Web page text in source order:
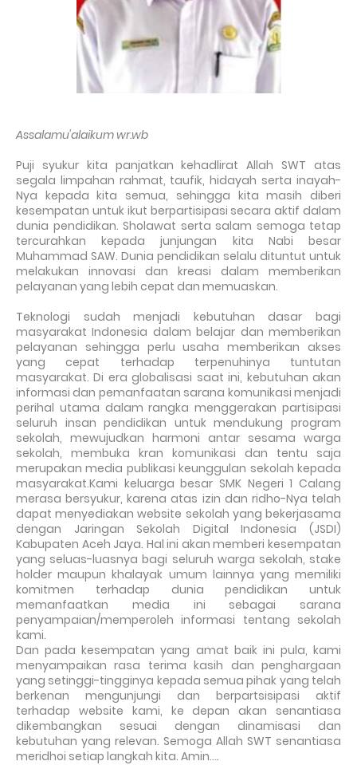
Assalamu'alaikum wr.wb
Puji syukur kita panjatkan kehadlirat Allah SWT atas
segala limpahan rahmat, taufik, hidayah serta inayah-
Nya kepada kita semua, sehingga kita masih diberi
kesempatan untuk ikut berpartisipasi secara aktif dalam
dunia pendidikan. Sholawat serta salam semoga tetap
tercurahkan kepada junjungan kita Nabi besar
Muhammad SAW. Dunia pendidikan selalu dituntut untuk
melakukan innovasi dan kreasi dalam memberikan
pelayanan yang lebih cepat dan memuaskan.
Teknologi sudah menjadi kebutuhan dasar bagi
masyarakat Indonesia dalam belajar dan memberikan
pelayanan sehingga perlu usaha memberikan akses
yang cepat terhadap terpenuhinya tuntutan
masyarakat. Di era globalisasi saat ini, kebutuhan akan
informasi dan pemanfaatan sarana komunikasi menjadi
perihal utama dalam rangka menggerakan partisipasi
seluruh insan pendidikan untuk mendukung program
sekolah, mewujudkan harmoni antar sesama warga
sekolah, membuka kran komunikasi dan tentu saja
merupakan media publikasi keunggulan sekolah kepada
masyarakat.Kami keluarga besar SMK Negeri 1 Calang
merasa bersyukur, karena atas izin dan ridho-Nya telah
dapat menyediakan website sekolah yang bekerjasama
dengan Jaringan Sekolah Digital Indonesia (JSDI)
Kabupaten Aceh Jaya. Hal ini akan memberi kesempatan
yang seluas-luasnya bagi seluruh warga sekolah, stake
holder maupun khalayak umum lainnya yang memiliki
komitmen terhadap dunia pendidikan untuk
memanfaatkan media ini sebagai sarana
penyampaian/memperoleh informasi tentang sekolah
kami.
Dan pada kesempatan yang amat baik ini pula, kami
menyampaikan rasa terima kasih dan penghargaan
yang setinggi-tingginya kepada semua pihak yang telah
berkenan mengunjungi dan berpartsisipasi aktif
terhadap website kami, ke depan akan senantiasa
dikembangkan sesuai dengan dinamisasi dan
kebutuhan yang relevan. Semoga Allah SWT senantiasa
meridhoi setiap langkah kita. Amin….